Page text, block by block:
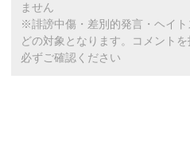
ません
※誹謗中傷・差別的発言・ヘイ
どの対象となります。コメント
必ずご確認ください